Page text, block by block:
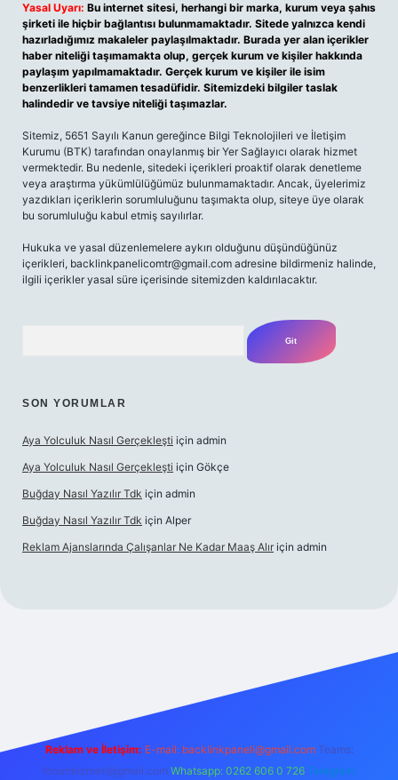
Yasal Uyarı: Bu internet sitesi, herhangi bir marka, kurum veya şahıs
şirketi ile hiçbir bağlantısı bulunmamaktadır. Sitede yalnızca kendi
hazırladığımız makaleler paylaşılmaktadır. Burada yer alan içerikler
haber niteliği taşımamakta olup, gerçek kurum ve kişiler hakkında
paylaşım yapılmamaktadır. Gerçek kurum ve kişiler ile isim
benzerlikleri tamamen tesadüfidir. Sitemizdeki bilgiler taslak
halindedir ve tavsiye niteliği taşımazlar.
Sitemiz, 5651 Sayılı Kanun gereğince Bilgi Teknolojileri ve İletişim
Kurumu (BTK) tarafından onaylanmış bir Yer Sağlayıcı olarak hizmet
vermektedir. Bu nedenle, sitedeki içerikleri proaktif olarak denetleme
veya araştırma yükümlülüğümüz bulunmamaktadır. Ancak, üyelerimiz
yazdıkları içeriklerin sorumluluğunu taşımakta olup, siteye üye olarak
bu sorumluluğu kabul etmiş sayılırlar.
Hukuka ve yasal düzenlemelere aykırı olduğunu düşündüğünüz
içerikleri, backlinkpanelicomtr@gmail.com adresine bildirmeniz halinde,
ilgili içerikler yasal süre içerisinde sitemizden kaldırılacaktır.
SON YORUMLAR
Aya Yolculuk Nasıl Gerçekleşti için admin
Aya Yolculuk Nasıl Gerçekleşti için Gökçe
Buğday Nasıl Yazılır Tdk için admin
Buğday Nasıl Yazılır Tdk için Alper
Reklam Ajanslarında Çalışanlar Ne Kadar Maaş Alır için admin
Reklam ve İletişim: E-mail: backlinkpaneli@gmail.com Teams:
forumhizmeti@gmail.com Whatsapp: 0262 606 0 726 Telegram: